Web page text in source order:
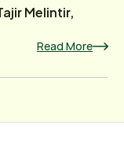
Melintir,
Read More